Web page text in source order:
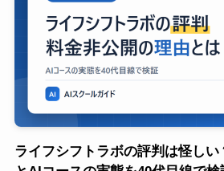
ライフシフトラボの評判は怪し